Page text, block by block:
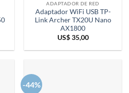
ADAPTADOR DE RED
Adaptador WiFi USB TP-
Link Archer TX20U Nano
AX1800
US$35,00
-44%